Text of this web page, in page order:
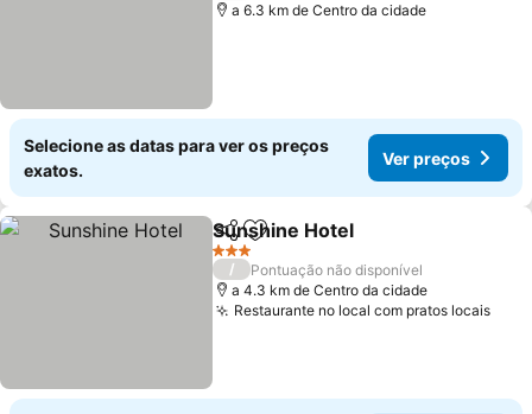
a 6.3 km de Centro da cidade
Selecione as datas para ver os preços
exatos.
Ver preços
PartilharAdicionar aos favoritos
Sunshine Hotel
3 Estrelas
/
Pontuação não disponível
a 4.3 km de Centro da cidade
Restaurante no local com pratos locais